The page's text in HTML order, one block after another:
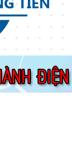
bị nhà bếp tại Hà